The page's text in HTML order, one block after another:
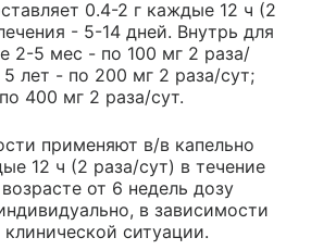
0.4-2 г каждые 12 ч (2
- 5-14 дней. Внутрь для
2-5 мес - по 100 мг 2 раза/
лет - по 200 мг 2 раза/сут;
400 мг 2 раза/сут.
применяют в/в капельно
12 ч (2 раза/сут) в течение
от 6 недель дозу
в зависимости
ситуации.